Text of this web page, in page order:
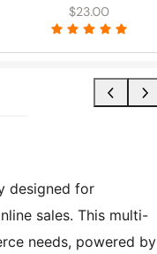
designed for
sales. This multi-
needs, powered by